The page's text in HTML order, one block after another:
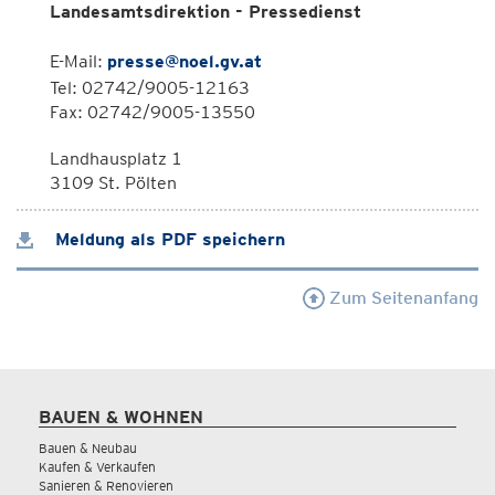
Landesamtsdirektion - Pressedienst
E-Mail: presse@noel.gv.at
Tel: 02742/9005-12163
Fax: 02742/9005-13550
Landhausplatz 1
3109 St. Pölten
Meldung als PDF speichern
Zum Seitenanfang
BAUEN & WOHNEN
Bauen & Neubau
Kaufen & Verkaufen
Sanieren & Renovieren